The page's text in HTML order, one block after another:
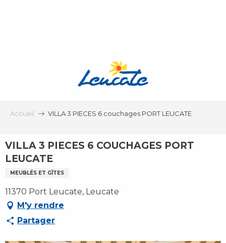
Accueil VILLA 3 PIECES 6 couchages PORT LEUCATE
VILLA 3 PIECES 6 COUCHAGES PORT
LEUCATE
MEUBLÉS ET GÎTES
11370 Port Leucate, Leucate
M'y rendre
Partager